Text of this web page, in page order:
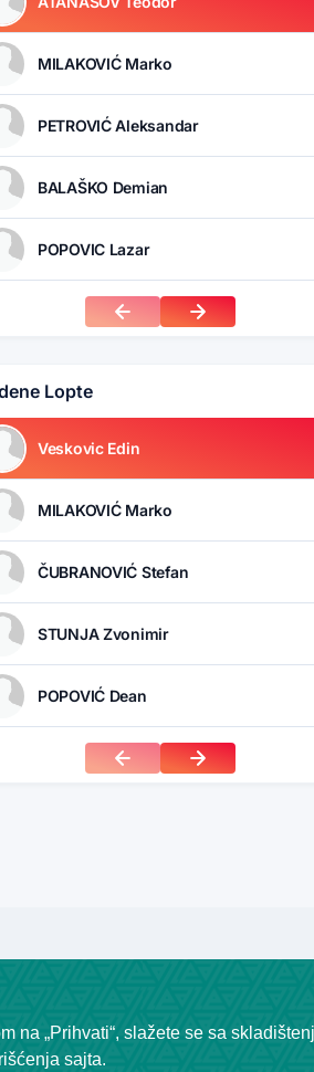
MILAKOVIĆ Marko
PETROVIĆ Aleksandar
BALAŠKO Demian
POPOVIC Lazar
Lopte
Veskovic Edin
MILAKOVIĆ Marko
ČUBRANOVIĆ Stefan
STUNJA Zvonimir
POPOVIĆ Dean
Tražite rešenje za svoju ligu?
na „Prihvati“, slažete se sa
sajta.